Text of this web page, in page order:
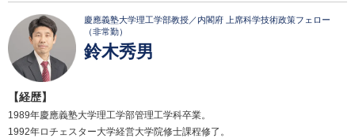
慶應義塾大学理工学部教授／内閣府 上席科学技術政策フェロー
（非常勤）
鈴木秀男
【経歴】
1989年慶應義塾大学理工学部管理工学科卒業。
1992年ロチェスター大学経営大学院修士課程修了。